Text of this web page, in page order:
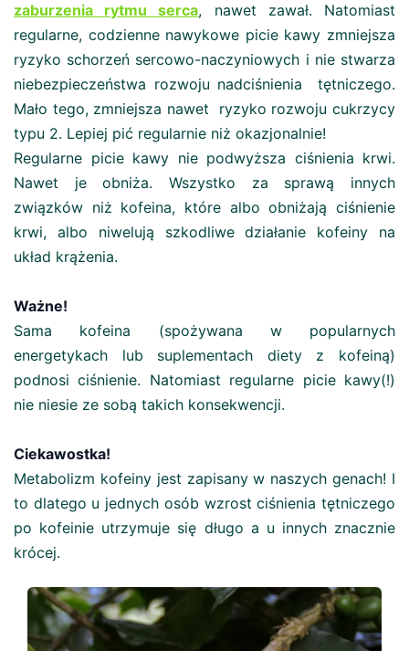
zaburzenia rytmu serca, nawet zawał. Natomiast
regularne, codzienne nawykowe picie kawy zmniejsza
ryzyko schorzeń sercowo-naczyniowych i nie stwarza
niebezpieczeństwa rozwoju nadciśnienia tętniczego.
Mało tego, zmniejsza nawet ryzyko rozwoju cukrzycy
typu 2. Lepiej pić regularnie niż okazjonalnie!
Regularne picie kawy nie podwyższa ciśnienia krwi.
Nawet je obniża. Wszystko za sprawą innych
związków niż kofeina, które albo obniżają ciśnienie
krwi, albo niwelują szkodliwe działanie kofeiny na
układ krążenia.
Ważne!
Sama kofeina (spożywana w popularnych
energetykach lub suplementach diety z kofeiną)
podnosi ciśnienie. Natomiast regularne picie kawy(!)
nie niesie ze sobą takich konsekwencji.
Ciekawostka!
Metabolizm kofeiny jest zapisany w naszych genach! I
to dlatego u jednych osób wzrost ciśnienia tętniczego
po kofeinie utrzymuje się długo a u innych znacznie
krócej.